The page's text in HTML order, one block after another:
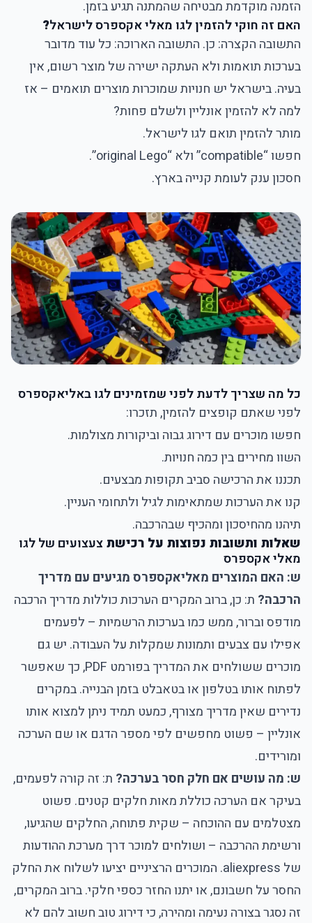
הזמנה מוקדמת מבטיחה שהמתנה תגיע בזמן.
האם זה חוקי להזמין לגו מאלי אקספרס לישראל?
התשובה הקצרה: כן. התשובה הארוכה: כל עוד מדובר
בערכות תואמות ולא העתקה ישירה של מוצר רשום, אין
בעיה. בישראל יש חנויות שמוכרות מוצרים תואמים – אז
למה לא להזמין אונליין ולשלם פחות?
מותר להזמין תואם לגו לישראל.
חפשו “compatible” ולא “original Lego”.
חסכון ענק לעומת קנייה בארץ.
כל מה שצריך לדעת לפני שמזמינים לגו באליאקספרס
לפני שאתם קופצים להזמין, תזכרו:
חפשו מוכרים עם דירוג גבוה וביקורות מצולמות.
השוו מחירים בין כמה חנויות.
תכננו את הרכישה סביב תקופות מבצעים.
קנו את הערכות שמתאימות לגיל ולתחומי העניין.
תיהנו מהחיסכון ומהכיף שבהרכבה.
שאלות ותשובות נפוצות על רכישתצעצועים של לגו
מאלי אקספרס
ש: האם המוצרים מאליאקספרס מגיעים עם מדריך
הרכבה? ת: כן, ברוב המקרים הערכות כוללות מדריך הרכבה
מודפס וברור, ממש כמו בערכות הרשמיות – לפעמים
אפילו עם צבעים ותמונות שמקלות על העבודה. יש גם
מוכרים ששולחים את המדריך בפורמט PDF, כך שאפשר
לפתוח אותו בטלפון או בטאבלט בזמן הבנייה. במקרים
נדירים שאין מדריך מצורף, כמעט תמיד ניתן למצוא אותו
אונליין – פשוט מחפשים לפי מספר הדגם או שם הערכה
ומורידים.
ש: מה עושים אם חלק חסר בערכה? ת: זה קורה לפעמים,
בעיקר אם הערכה כוללת מאות חלקים קטנים. פשוט
מצטלמים עם ההוכחה – שקית פתוחה, החלקים שהגיעו,
ורשימת ההרכבה – ושולחים למוכר דרך מערכת ההודעות
של aliexpress. המוכרים הרציניים יציעו לשלוח את החלק
החסר על חשבונם, או יתנו החזר כספי חלקי. ברוב המקרים,
זה נסגר בצורה נעימה ומהירה, כי דירוג טוב חשוב להם לא